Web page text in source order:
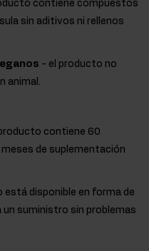
contiene compuestos
sin aditivos ni rellenos
- el producto no
animal.
contiene 60
de suplementación
está disponible en forma de
un suministro sin problemas